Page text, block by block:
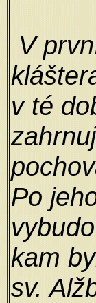
V
v té
Po
kam
sv.